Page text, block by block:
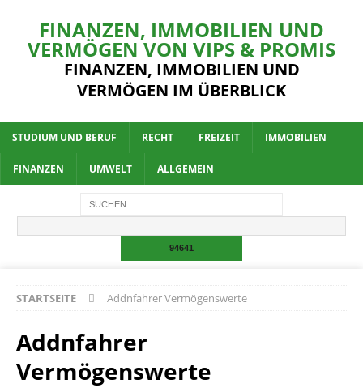
FINANZEN, IMMOBILIEN UND
VERMÖGEN VON VIPS & PROMIS
FINANZEN, IMMOBILIEN UND
VERMÖGEN IM ÜBERBLICK
STUDIUM UND BERUF RECHT FREIZEIT IMMOBILIEN
FINANZEN UMWELT ALLGEMEIN
STARTSEITE Addnfahrer Vermögenswerte
Addnfahrer
Vermögenswerte